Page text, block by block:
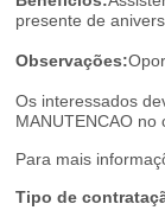
presente de
Observações:
Os interessados
MANUTENCAO no
Para mais
Tipo de